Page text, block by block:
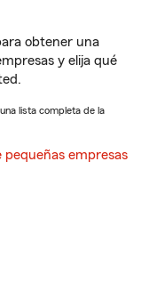
obtener una
y elija qué
lista completa de la
pequeñas empresas